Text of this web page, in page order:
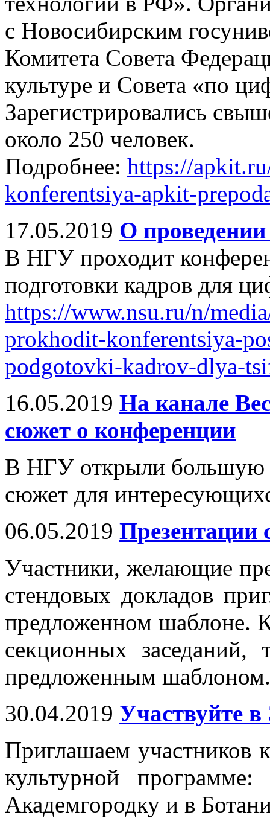
с Новосибирским
Комитета Совета
культуре и Совета «по
Зарегистрировались
около 250 человек.
Подробнее: https://
konferentsiya-apkit-
17.05.2019 О
В НГУ проходит
подготовки кадров для
https://www.nsu.ru/n/
prokhodit-konferentsiya-
podgotovki-kadrov-dlya-
16.05.2019 На канале
сюжет о конференции
В НГУ открыли большую
сюжет для
06.05.2019 Презентации
Участники, желающие
стендовых докладов
предложенном шаблоне.
секционных заседаний,
предложенным шаблоном.
30.04.2019
Приглашаем участников
культурной
Академгородку и в